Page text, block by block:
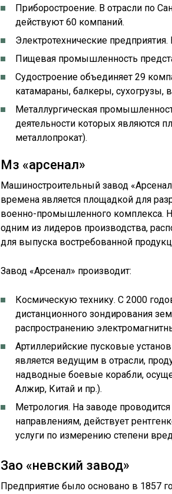
Приборостроение. В отрасли по
действуют 60 компаний.
Электротехнические
Пищевая промышленность
Судостроение объединяет 29
катамараны, балкеры, сухогрузы,
Металлургическая
деятельности которых являются
металлопрокат).
Мз «арсенал»
Машиностроительный завод
времена является площадкой для
военно-промышленного комплекса.
одним из лидеров производства,
для выпуска востребованной
Завод «Арсенал» производит:
Космическую технику. С 2000
дистанционного зондирования
распространению
Артиллерийские пусковые
является ведущим в отрасли,
надводные боевые корабли,
Алжир, Китай и пр.).
Метрология. На заводе
направлениям, действует
услуги по измерению степени
Зао «невский завод»
Предприятие было основано в 1857